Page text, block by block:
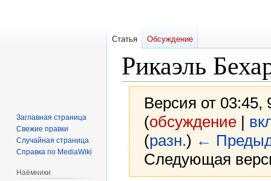
Рикаэль
Версия от
(обсуждение|
(разн.) ←
Следующая
Статья Обсуждение
Заглавная страница
Свежие правки
Случайная страница
Справка по MediaWiki
Наёмники